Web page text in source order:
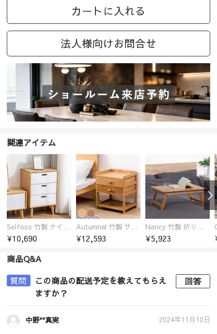
カートに入れる
法人様向けお問合せ
関連アイテム
Selfoss 竹製 ナイトテーブル
¥10,690
Autumnal 竹製 サイドテーブル ナイトテーブル 引き出し付き
¥12,593
Nancy 竹製 折りたたみ式ローテーブル センターテーブル
¥5,923
商品Q&A
質問
この商品の配送予定を教えてもらえ
ますか？
回答
中野**真実 2024年11月10日